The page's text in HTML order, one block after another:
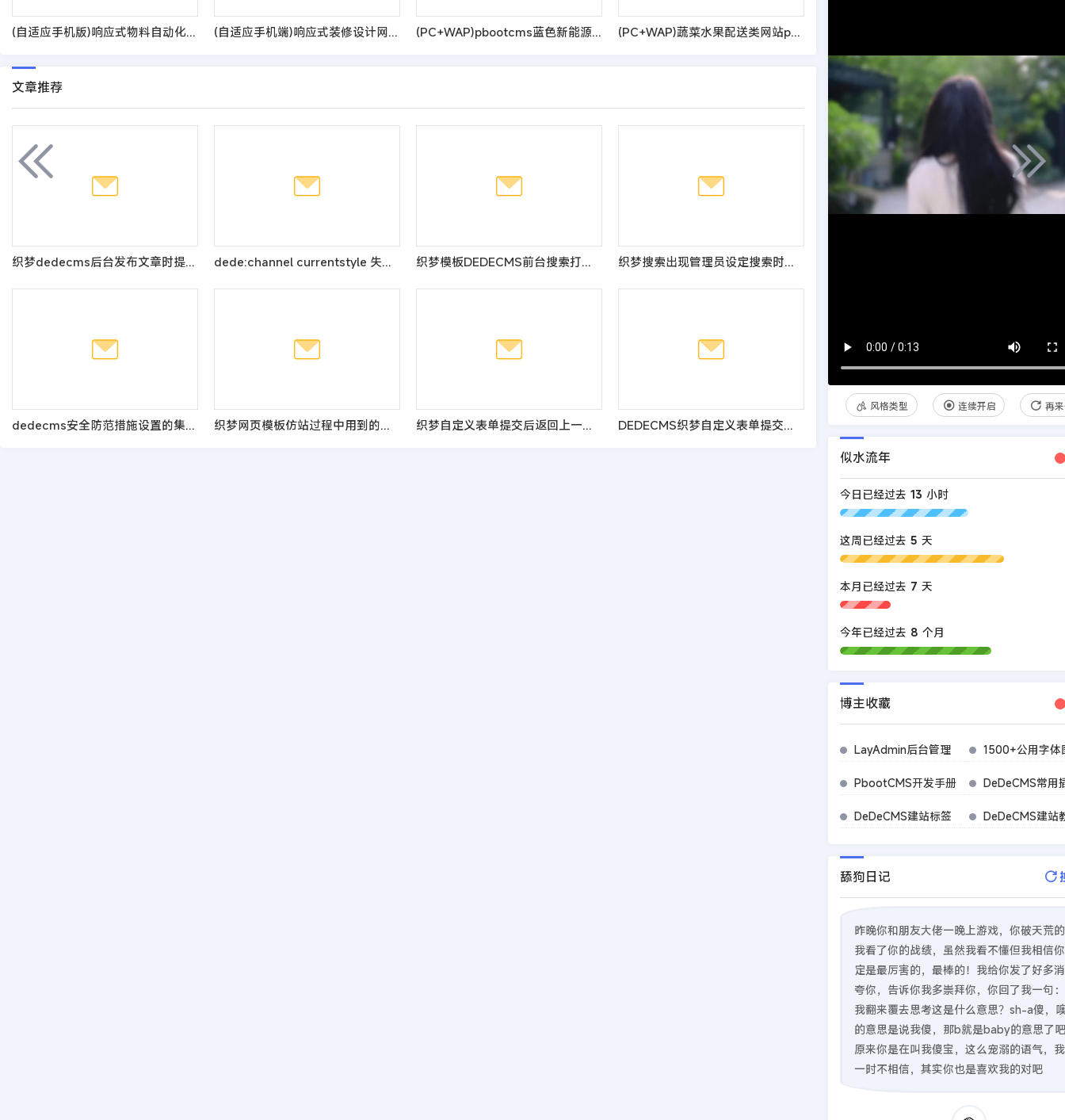
(自适应手机版)响应式物料自动化机械加工类网站pbootcms模板 html5蓝色营销型机械设备网站源码 (自适应手机端)响应式装修设计网站模板 装修装潢公司网站源码 (PC+WAP)pbootcms蓝色新能源环保网站模板 太阳能光伏系统网站源码 (PC+WAP)蔬菜水果配送类网站pbootcms模板 蔬菜水果基地网站源码
文章推荐
织梦dedecms后台发布文章时提示“标题不能为空”的解决办法 dede:channel currentstyle 失效问题，调用子级栏目后就无效 织梦模板DEDECMS前台搜索打开慢的原因及解决方法 织梦搜索出现管理员设定搜索时间间隔为3秒提示修改方法
dedecms安全防范措施设置的集锦大全 织梦网页模板仿站过程中用到的全局变量调用标签 织梦自定义表单提交后返回上一页的教程 DEDECMS织梦自定义表单提交成功后返回当前页面的方法
风格类型 连续开启 再
似水流年
今日已经过去 13 小时
这周已经过去 5 天
本月已经过去 7 天
今年已经过去 8 个月
博主收藏
LayAdmin后台管理 1500+公用字体
PbootCMS开发手册 DeDeCMS常用
DeDeCMS建站标签 DeDeCMS建站
舔狗日记
昨晚你和朋友大佬一晚上游戏，你破天荒
我看了你的战绩，虽然我看不懂但我相信
定是最厉害的，最棒的！我给你发了好多
夸你，告诉你我多崇拜你，你回了我一句
我翻来覆去思考这是什么意思？sh-a傻，
的意思是说我傻，那b就是baby的意思了
原来你是在叫我傻宝，这么宠溺的语气，
一时不相信，其实你也是喜欢我的对吧